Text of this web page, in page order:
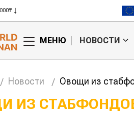
3 класс 125000₸
МЕНЮ НОВОСТИ
Новости Овощи из
ИЗ